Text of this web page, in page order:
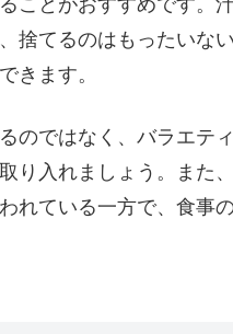
捨てるのはもったいな
きます。
のではなく、バラエテ
り入れましょう。また
れている一方で、食事